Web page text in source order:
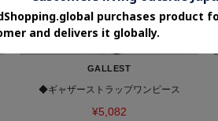
GALLEST
◆ギャザーストラップワンピース
¥5,082